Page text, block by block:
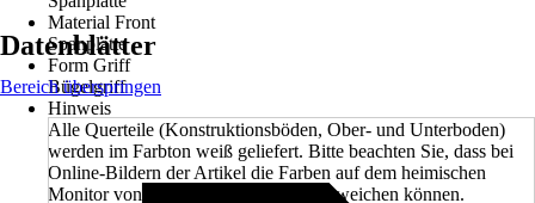
Material Front
Spanplatte
Form Griff
Bügelgriff
Hinweis
Alle Querteile (Konstruktionsböden, Ober- und Unterboden)
werden im Farbton weiß geliefert. Bitte beachten Sie, dass bei
Online-Bildern der Artikel die Farben auf dem heimischen
Monitor von den Originalfarbtönen abweichen können.
Datenblätter
Bereich überspringen